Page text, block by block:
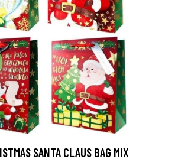
SANTA CLAUS BAG MIX